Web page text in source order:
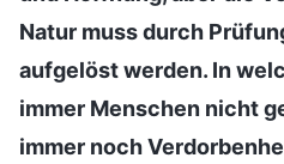
Natur muss durch
aufgelöst werden. In
immer Menschen nicht
immer noch